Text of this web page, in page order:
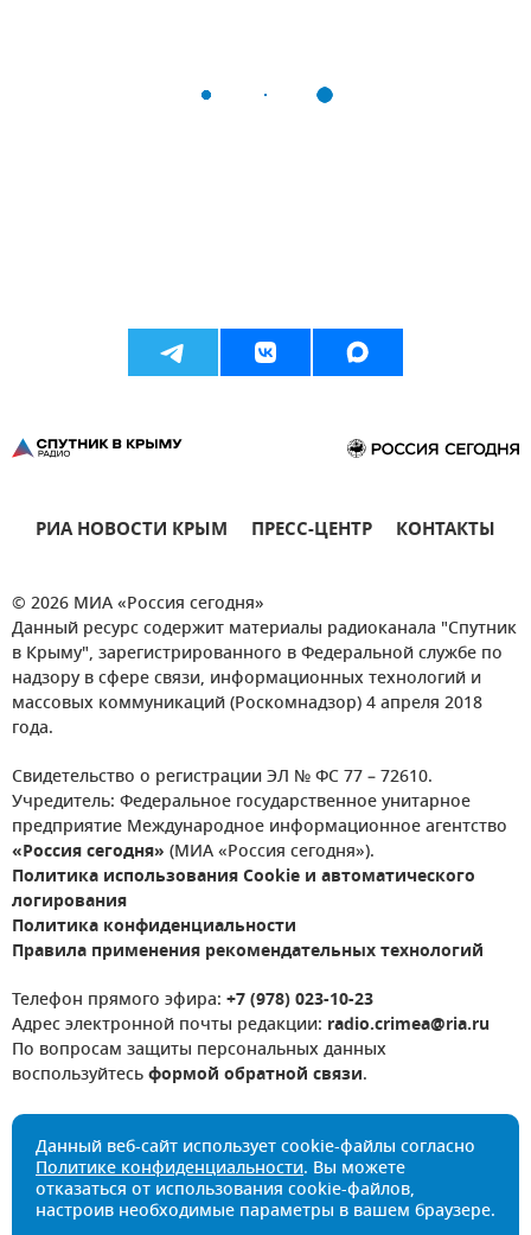
РИА НОВОСТИ КРЫМ ПРЕСС-ЦЕНТР КОНТАКТЫ
© 2026 МИА «Россия сегодня»
Данный ресурс содержит материалы радиоканала "Спутник
в Крыму", зарегистрированного в Федеральной службе по
надзору в сфере связи, информационных технологий и
массовых коммуникаций (Роскомнадзор) 4 апреля 2018
года.
Свидетельство о регистрации ЭЛ № ФС 77 – 72610.
Учредитель: Федеральное государственное унитарное
предприятие Международное информационное агентство
«Россия сегодня» (МИА «Россия сегодня»).
Политика использования Cookie и автоматического
логирования
Политика конфиденциальности
Правила применения рекомендательных технологий
Телефон прямого эфира: +7 (978) 023-10-23
Адрес электронной почты редакции: radio.crimea@ria.ru
По вопросам защиты персональных данных
воспользуйтесьформой обратной связи.
Данный веб-сайт использует cookie-файлы согласно
Политике конфиденциальности. Вы можете
отказаться от использования cookie-файлов,
настроив необходимые параметры в вашем браузере.